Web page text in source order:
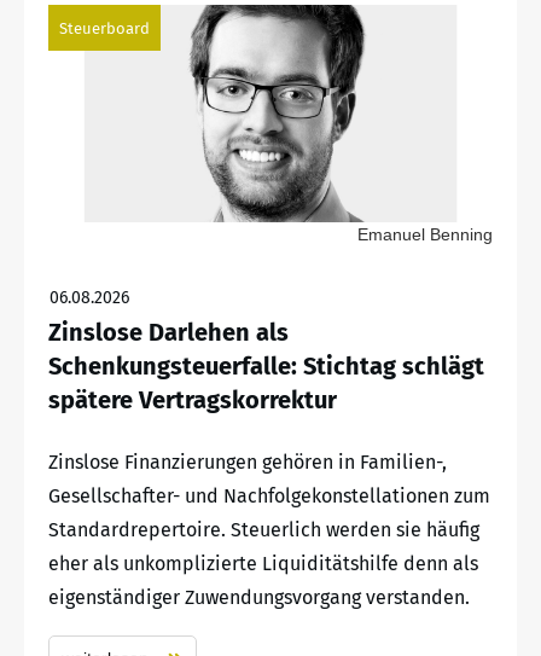
Steuerboard
Emanuel Benning
06.08.2026
Zinslose Darlehen als
Schenkungsteuerfalle: Stichtag schlägt
spätere Vertragskorrektur
Zinslose Finanzierungen gehören in Familien-,
Gesellschafter- und Nachfolgekonstellationen zum
Standardrepertoire. Steuerlich werden sie häufig
eher als unkomplizierte Liquiditätshilfe denn als
eigenständiger Zuwendungsvorgang verstanden.